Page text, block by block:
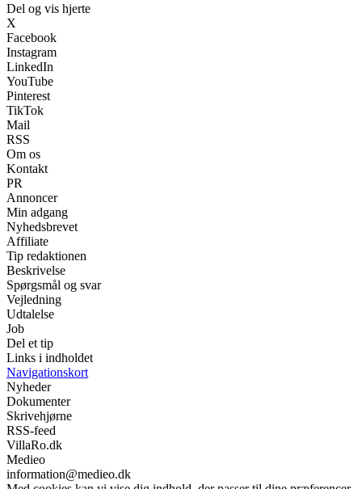
Del og vis hjerte
X
Facebook
Instagram
LinkedIn
YouTube
Pinterest
TikTok
Mail
RSS
Om os
Kontakt
PR
Annoncer
Min adgang
Nyhedsbrevet
Affiliate
Tip redaktionen
Beskrivelse
Spørgsmål og svar
Vejledning
Udtalelse
Job
Del et tip
Links i indholdet
Navigationskort
Nyheder
Dokumenter
Skrivehjørne
RSS-feed
VillaRo.dk
Medieo
information@medieo.dk